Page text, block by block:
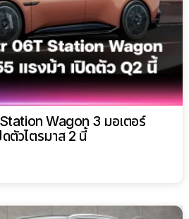
Wagon 3 มอเตอร์
ตัวไตรมาส 2 นี้